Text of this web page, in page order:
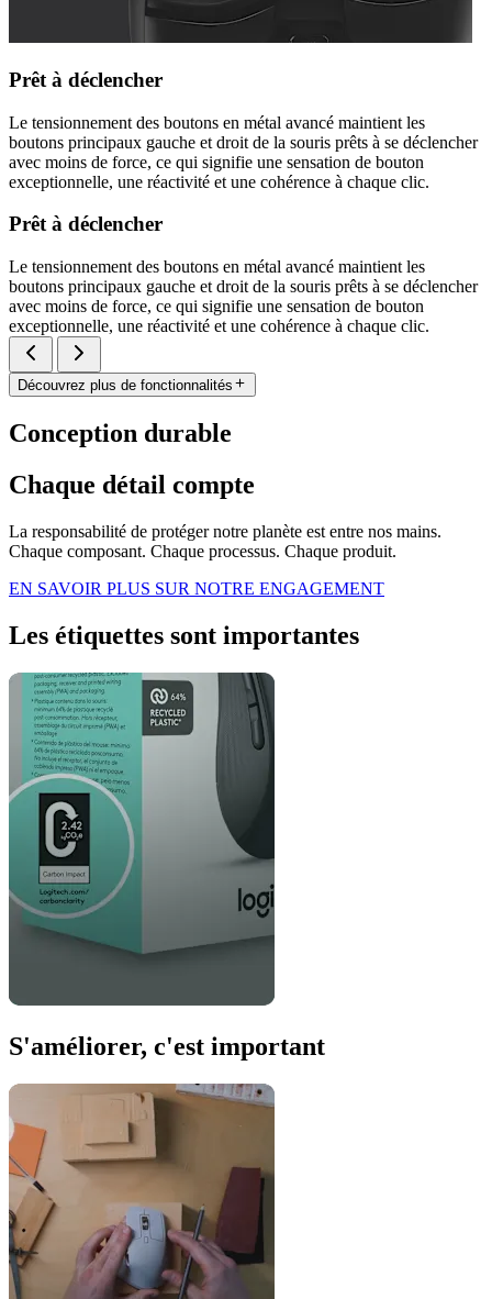
Prêt à déclencher
Le tensionnement des boutons en métal avancé maintient les
boutons principaux gauche et droit de la souris prêts à se déclencher
avec moins de force, ce qui signifie une sensation de bouton
exceptionnelle, une réactivité et une cohérence à chaque clic.
Prêt à déclencher
Le tensionnement des boutons en métal avancé maintient les
boutons principaux gauche et droit de la souris prêts à se déclencher
avec moins de force, ce qui signifie une sensation de bouton
exceptionnelle, une réactivité et une cohérence à chaque clic.
Découvrez plus de fonctionnalités
Conception durable
Chaque détail compte
La responsabilité de protéger notre planète est entre nos mains.
Chaque composant. Chaque processus. Chaque produit.
EN SAVOIR PLUS SUR NOTRE ENGAGEMENT
Les étiquettes sont importantes
S'améliorer, c'est important